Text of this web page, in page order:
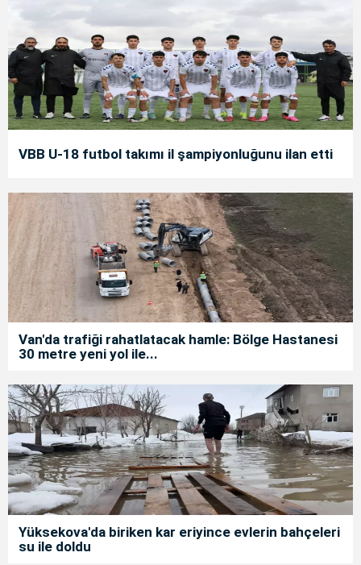
VBB U-18 futbol takımı il şampiyonluğunu ilan etti
Van'da trafiği rahatlatacak hamle: Bölge Hastanesi
30 metre yeni yol ile...
Yüksekova'da biriken kar eriyince evlerin bahçeleri
su ile doldu